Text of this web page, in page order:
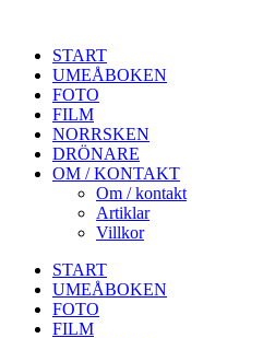
START
UMEÅBOKEN
FOTO
FILM
NORRSKEN
DRÖNARE
OM / KONTAKT
Om / kontakt
Artiklar
Villkor
START
UMEÅBOKEN
FOTO
FILM